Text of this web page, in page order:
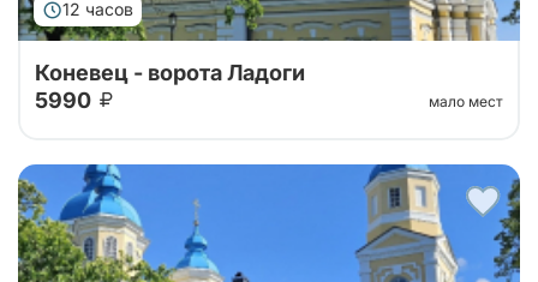
12 часов
Тур организован совместно с Паломнической
службой Коневского монастыря. Уехать утром с
большой земли, чтобы к вечеру вернуться другим
человеком — такую силу имеет однодне...
Коневец - ворота Ладоги
5990
мало мест